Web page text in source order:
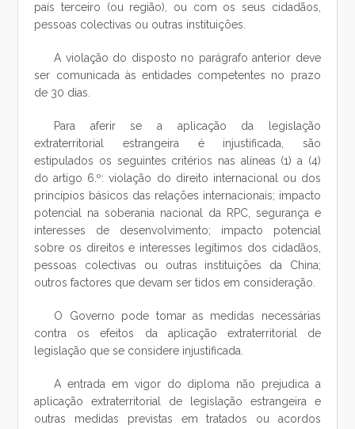
país terceiro (ou região), ou com os seus cidadãos,
pessoas colectivas ou outras instituições.
A violação do disposto no parágrafo anterior deve
ser comunicada às entidades competentes no prazo
de 30 dias.
Para aferir se a aplicação da legislação
extraterritorial estrangeira é injustificada, são
estipulados os seguintes critérios nas alíneas (1) a (4)
do artigo 6.º: violação do direito internacional ou dos
princípios básicos das relações internacionais; impacto
potencial na soberania nacional da RPC, segurança e
interesses de desenvolvimento; impacto potencial
sobre os direitos e interesses legítimos dos cidadãos,
pessoas colectivas ou outras instituições da China;
outros factores que devam ser tidos em consideração.
O Governo pode tomar as medidas necessárias
contra os efeitos da aplicação extraterritorial de
legislação que se considere injustificada.
A entrada em vigor do diploma não prejudica a
aplicação extraterritorial de legislação estrangeira e
outras medidas previstas em tratados ou acordos